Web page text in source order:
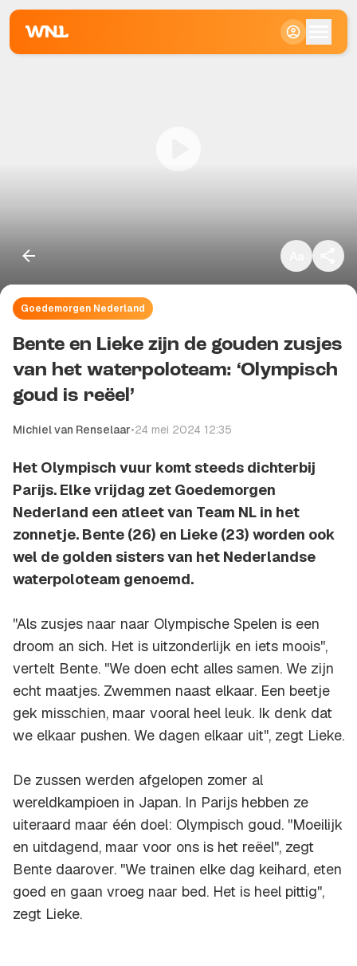
Goedemorgen Nederland
Bente en Lieke zijn de gouden zusjes
van het waterpoloteam: ‘Olympisch
goud is reëel’
Michiel van Renselaar•24 mei 2024 12:35
Het Olympisch vuur komt steeds dichterbij
Parijs. Elke vrijdag zet Goedemorgen
Nederland een atleet van Team NL in het
zonnetje. Bente (26) en Lieke (23) worden ook
wel de golden sisters van het Nederlandse
waterpoloteam genoemd.
''Als zusjes naar naar Olympische Spelen is een
droom an sich. Het is uitzonderlijk en iets moois'',
vertelt Bente. ''We doen echt alles samen. We zijn
echt maatjes. Zwemmen naast elkaar. Een beetje
gek misschien, maar vooral heel leuk. Ik denk dat
we elkaar pushen. We dagen elkaar uit'', zegt Lieke.
De zussen werden afgelopen zomer al
wereldkampioen in Japan. In Parijs hebben ze
uiteraard maar één doel: Olympisch goud. ''Moeilijk
en uitdagend, maar voor ons is het reëel'', zegt
Bente daarover. ''We trainen elke dag keihard, eten
goed en gaan vroeg naar bed. Het is heel pittig'',
zegt Lieke.